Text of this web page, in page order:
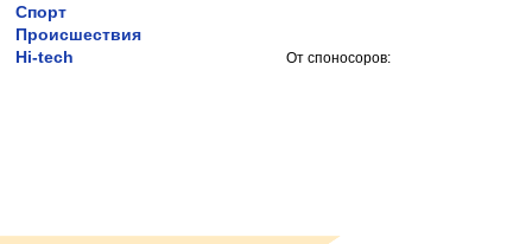
Спорт
Происшествия
Hi-tech
От споносоров: